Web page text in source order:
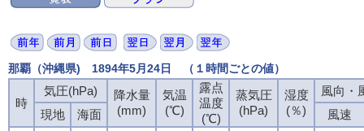
那覇（沖縄県) 1894年5月24日 （１時間ごとの値）
時
気圧(hPa)
降水量
(mm)
気温
(℃)
露点
温度
(℃)
蒸気圧
(hPa)
湿度
(％)
風向・
現地
海面
風速
時
気圧(hPa)
降水量
(mm)
気温
(℃)
露点
温度
(℃)
蒸気圧
(hPa)
湿度
(％)
風向・
現地
海面
風速
時
気圧(hPa)
降水量
(mm)
気温
(℃)
露点
温度
(℃)
蒸気圧
(hPa)
湿度
(％)
風向・
現地
海面
風速
時
気圧(hPa)
降水量
(mm)
気温
(℃)
露点
温度
(℃)
蒸気圧
(hPa)
湿度
(％)
風向・
現地
海面
風速